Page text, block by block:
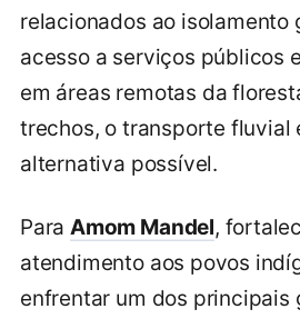
relacionados ao isolamento
acesso a serviços públicos
em áreas remotas da
trechos, o transporte fluvial
alternativa possível.
ParaAmom Mandel,
atendimento aos povos
enfrentar um dos principais